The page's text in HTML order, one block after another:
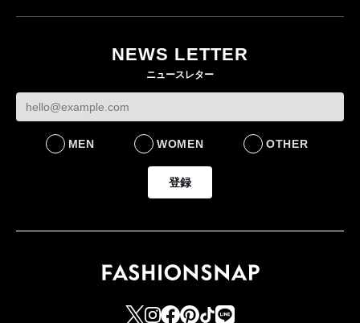
ケットなど7型を発売
をラインナップ
NEWS LETTER
ニュースレター
MEN WOMEN OTHER
登録